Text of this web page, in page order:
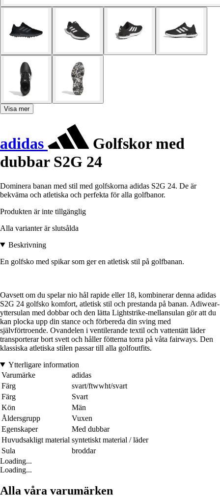
Visa mer
adidas
Golfskor med
dubbar S2G 24
Dominera banan med stil med golfskorna adidas S2G 24. De är
bekväma och atletiska och perfekta för alla golfbanor.
Produkten är inte tillgänglig
Alla varianter är slutsålda
Beskrivning
En golfsko med spikar som ger en atletisk stil på golfbanan.
Oavsett om du spelar nio hål rapide eller 18, kombinerar denna adidas
S2G 24 golfsko komfort, atletisk stil och prestanda på banan. Adiwear-
yttersulan med dobbar och den lätta Lightstrike-mellansulan gör att du
kan plocka upp din stance och förbereda din sving med
självförtroende. Ovandelen i ventilerande textil och vattentätt läder
transporterar bort svett och håller fötterna torra på våta fairways. Den
klassiska atletiska stilen passar till alla golfoutfits.
Ytterligare information
Varumärke
adidas
Färg
svart/ftwwht/svart
Färg
Svart
Kön
Män
Åldersgrupp
Vuxen
Egenskaper
Med dubbar
Huvudsakligt material syntetiskt material / läder
Sula
broddar
Loading...
Loading...
Alla våra varumärken